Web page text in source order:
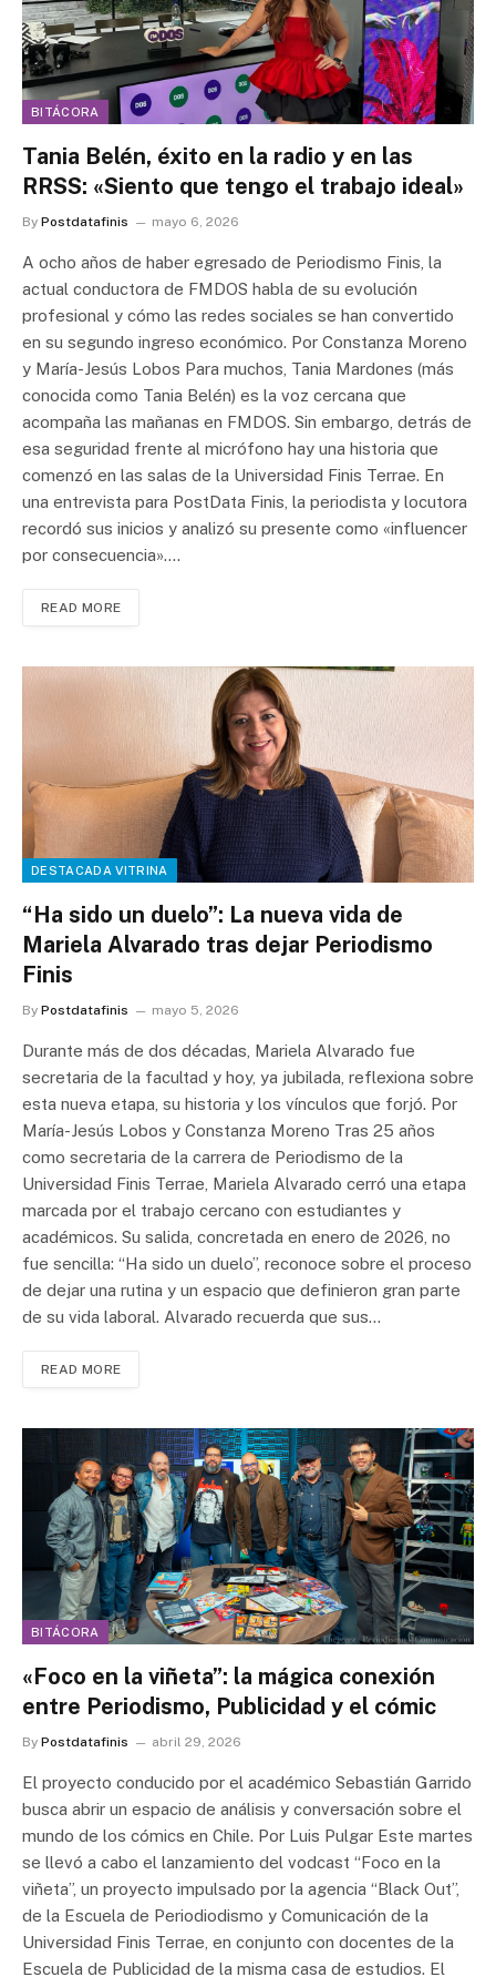
BITÁCORA
Tania Belén, éxito en la radio y en las
RRSS: «Siento que tengo el trabajo ideal»
By Postdatafinis mayo 6, 2026
A ocho años de haber egresado de Periodismo Finis, la
actual conductora de FMDOS habla de su evolución
profesional y cómo las redes sociales se han convertido
en su segundo ingreso económico. Por Constanza Moreno
y María-Jesús Lobos Para muchos, Tania Mardones (más
conocida como Tania Belén) es la voz cercana que
acompaña las mañanas en FMDOS. Sin embargo, detrás de
esa seguridad frente al micrófono hay una historia que
comenzó en las salas de la Universidad Finis Terrae. En
una entrevista para PostData Finis, la periodista y locutora
recordó sus inicios y analizó su presente como «influencer
por consecuencia».…
READ MORE
DESTACADA VITRINA
“Ha sido un duelo”: La nueva vida de
Mariela Alvarado tras dejar Periodismo
Finis
By Postdatafinis mayo 5, 2026
Durante más de dos décadas, Mariela Alvarado fue
secretaria de la facultad y hoy, ya jubilada, reflexiona sobre
esta nueva etapa, su historia y los vínculos que forjó. Por
María-Jesús Lobos y Constanza Moreno Tras 25 años
como secretaria de la carrera de Periodismo de la
Universidad Finis Terrae, Mariela Alvarado cerró una etapa
marcada por el trabajo cercano con estudiantes y
académicos. Su salida, concretada en enero de 2026, no
fue sencilla: “Ha sido un duelo”, reconoce sobre el proceso
de dejar una rutina y un espacio que definieron gran parte
de su vida laboral. Alvarado recuerda que sus…
READ MORE
BITÁCORA
«Foco en la viñeta”: la mágica conexión
entre Periodismo, Publicidad y el cómic
By Postdatafinis abril 29, 2026
El proyecto conducido por el académico Sebastián Garrido
busca abrir un espacio de análisis y conversación sobre el
mundo de los cómics en Chile. Por Luis Pulgar Este martes
se llevó a cabo el lanzamiento del vodcast “Foco en la
viñeta”, un proyecto impulsado por la agencia “Black Out”,
de la Escuela de Periodiodismo y Comunicación de la
Universidad Finis Terrae, en conjunto con docentes de la
Escuela de Publicidad de la misma casa de estudios. El